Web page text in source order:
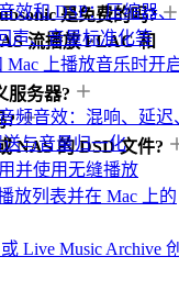
效和 DSP：压缩器、
声、音量标准化等
Mac 上播放音乐时开
频音效：混响、延迟
与音量归一化
并使用无缝播放
放列表并在 Mac 上的
Live Music Archive
是免费的吗?
流播放 FLAC 和
服务器?
?
NAS 的 DSD 文件?